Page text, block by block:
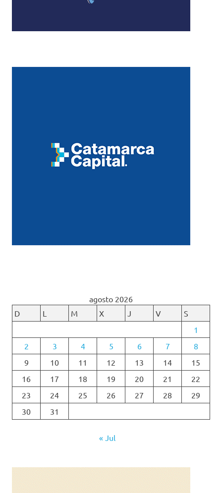
agosto 2026
D
L M X J V
S
1
2
3 4 5 6 7
8
9
10 11 12 13 14
15
16
17 18 19 20 21
22
23
24 25 26 27 28
29
30
31
« Jul